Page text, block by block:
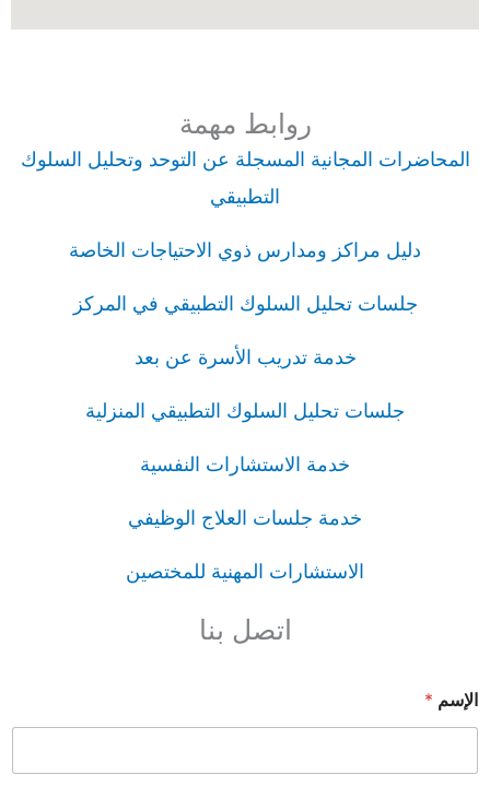
روابط مهمة
المحاضرات المجانية المسجلة عن التوحد وتحليل السلوك
التطبيقي
دليل مراكز ومدارس ذوي الاحتياجات الخاصة
جلسات تحليل السلوك التطبيقي في المركز
خدمة تدريب الأسرة عن بعد
جلسات تحليل السلوك التطبيقي المنزلية
خدمة الاستشارات النفسية
خدمة جلسات العلاج الوظيفي
الاستشارات المهنية للمختصين
اتصل بنا
الإسم *